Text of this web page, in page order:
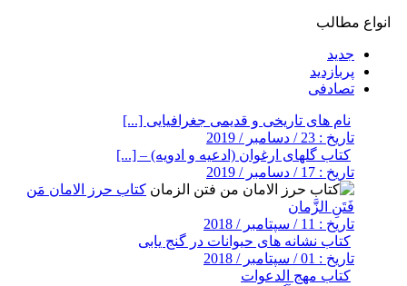
انواع مطالب
جدید
پربازدید
تصادفی
نام های تاریخی و قدیمی جغرافیایی [...]
تاریخ : 23 / دسامبر / 2019
کتاب گلهای ارغوان (ادعیه و ادویه) – [...]
تاریخ : 17 / دسامبر / 2019
کتاب حرز الامان مَن
فَتَنِ الزَّمان
تاریخ : 11 / سپتامبر / 2018
کتاب نشانه های حیوانات در گنج یابی
تاریخ : 01 / سپتامبر / 2018
کتاب مهج الدعوات